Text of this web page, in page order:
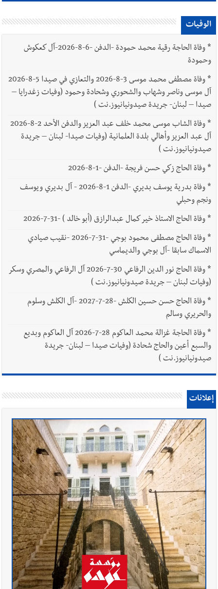
الوفيات
*
وفاة الحاجة رقية محمد حمودة -الدفن -6-8-2026-آل كعكوش
وحمودة
*
وفاة مصطفى محمد موسى 3-8-2026 والتعازي في صيدا 5-8-2026
آل موسى وناصر وشهاب والشحوري وشحادة وحمود (وفيات زغدرايا –
صيدا – لبنان- جريدة صيدونيانيوز.نت )
*
وفاة الشاب موسى محمد خلف عبد العزيز والدفن الأحد 2-8-2026
آل عبد العزيز وأهالي بلدة العلمانية (وفيات صيدا- لبنان – جريدة
صيدونيانيوز.نت )
*وفاة الحاج زكي حسن فريجة -الدفن -1-8-2026
*
وفاة بدرية يوسف بديري -الدفن 1-8-2026 - آل بديري ويوسف
ونجم وحبلي
*وفاة الحاج الاستاذ خير كمال عبدالرازق (أبو خالد ) -31-7-2026
*
وفاة الحاج مصطفى محمود بوجي -31-7-2026 -نقيب صيادي
الاسماك سابقا -آل بوجي والديماسي
*
وفاة الحاج نور الدين الرفاعي 30-7-2026 آل الرفاعي والمصري وسكر
(وفيات لبنان – جريدة صيدونيانيوز.نت )
*
وفاة الحاج حسن حسين الكلش -28-7-2027 -آل الكلش وسلوم
والحريري وسالم
*
وفاة الحاجة غزالة محمد العاكوم 28-7-2026 آل العاكوم وبديع
والسبع أعين والحاج شحادة (وفيات صيدا – لبنان- جريدة
صيدونيانيوز.نت )
إعلانات